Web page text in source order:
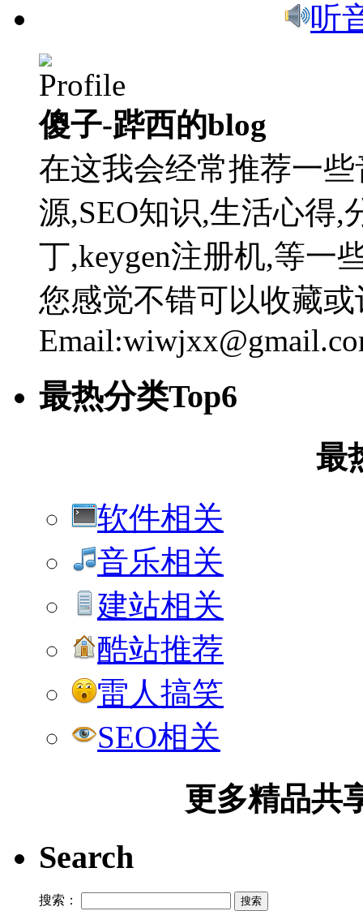
听
傻子-跸西的blog
在这我会经常推荐一
源,SEO知识,生活心得,
丁,keygen注册机,等一
您感觉不错可以收藏
最热分类Top6
最
软件相关
音乐相关
建站相关
酷站推荐
雷人搞笑
SEO相关
更多精品共
Search
搜索：